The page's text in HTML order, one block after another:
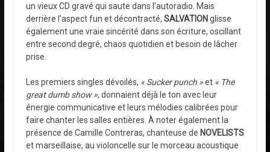
un vieux CD gravé qui saute dans l’autoradio. Mais
derrière l’aspect fun et décontracté, SALVATION glisse
également une vraie sincérité dans son écriture, oscillant
entre second degré, chaos quotidien et besoin de lâcher
prise.
Les premiers singles dévoilés, « Sucker punch »et « The
great dumb show », donnaient déjà le ton avec leur
énergie communicative et leurs mélodies calibrées pour
faire chanter les salles entières. À noter également la
présence de Camille Contreras, chanteuse de NOVELISTS
et marseillaise, au violoncelle sur le morceau acoustique